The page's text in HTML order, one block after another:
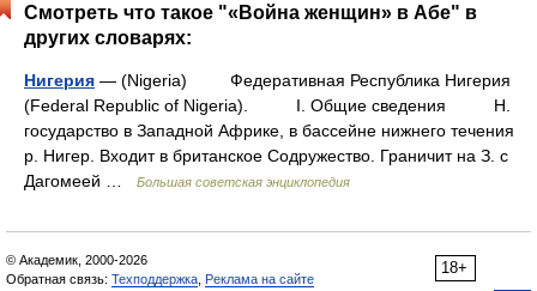
Смотреть что такое "«Война женщин» в Абе" в
других словарях:
Нигерия — (Nigeria) Федеративная Республика Нигерия
(Federal Republic of Nigeria). I. Общие сведения Н.
государство в Западной Африке, в бассейне нижнего течения
р. Нигер. Входит в британское Содружество. Граничит на З. с
Дагомеей …
Большая советская энциклопедия
18+
© Академик, 2000-2026
Обратная связь: Техподдержка Реклама на сайте